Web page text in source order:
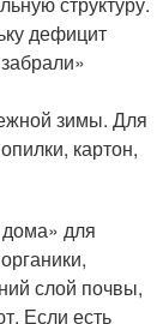
дефицит
зимы. Для
картон,
для
слой почвы,
Если есть